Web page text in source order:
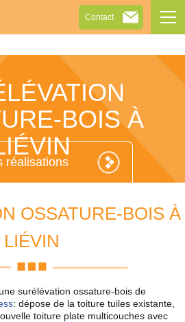
Contact
BOIS À
réalisations
OSSATURE-BOIS À
LIÉVIN
surélévation ossature-bois de
: dépose de la toiture tuiles existante,
toiture plate multicouches avec